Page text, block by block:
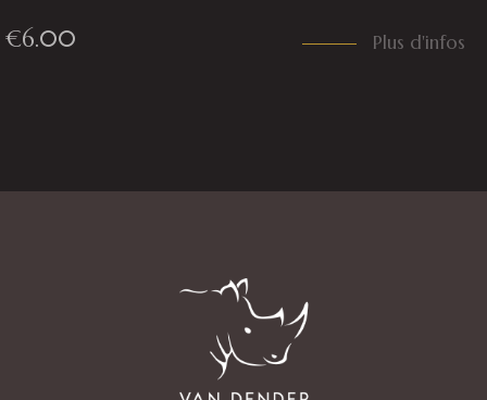
€6.00 Plus d'infos